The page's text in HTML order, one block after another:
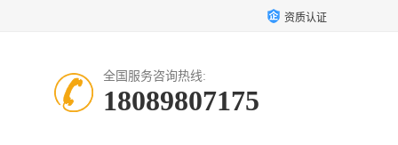
资质认证
全国服务咨询热线:
18089807175